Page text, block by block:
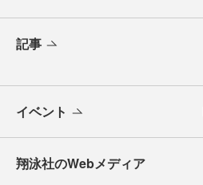
記事
イベント
翔泳社のWebメディア